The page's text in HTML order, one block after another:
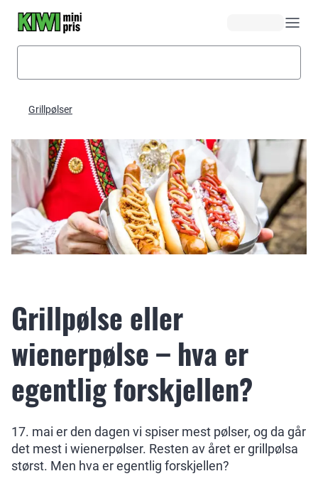
Grillpølser
Grillpølse eller
wienerpølse – hva er
egentlig forskjellen?
17. mai er den dagen vi spiser mest pølser, og da går
det mest i wienerpølser. Resten av året er grillpølsa
størst. Men hva er egentlig forskjellen?